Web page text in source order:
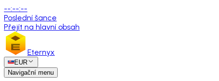
--:--:--
Poslední šance
Přejít na hlavní obsah
Eternyx
EUR
Navigační menu